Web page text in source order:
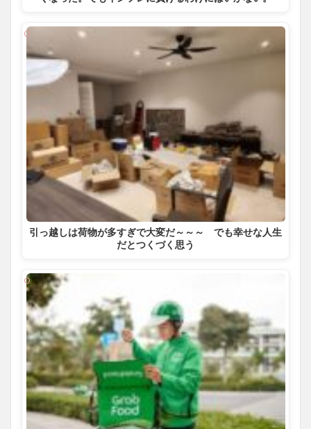
引っ越しは荷物が多すぎで大変だ～～～ でも幸せな人生
だとつくづく思う